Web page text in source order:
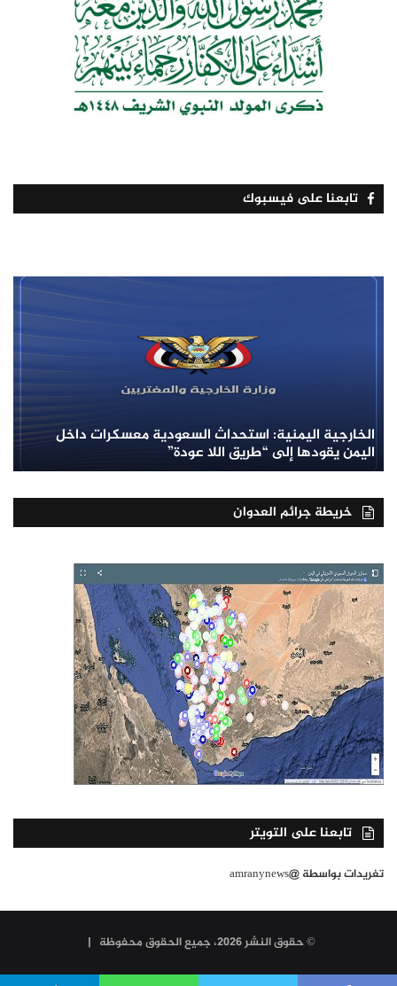
تابعنا على فيسبوك
الخارجية اليمنية: استحداث السعودية معسكرات داخل
اليمن يقودها إلى “طريق اللا عودة”
خريطة جرائم العدوان
تابعنا على التويتر
تغريدات بواسطة @amranynews
© حقوق النشر 2026، جميع الحقوق محفوظة |